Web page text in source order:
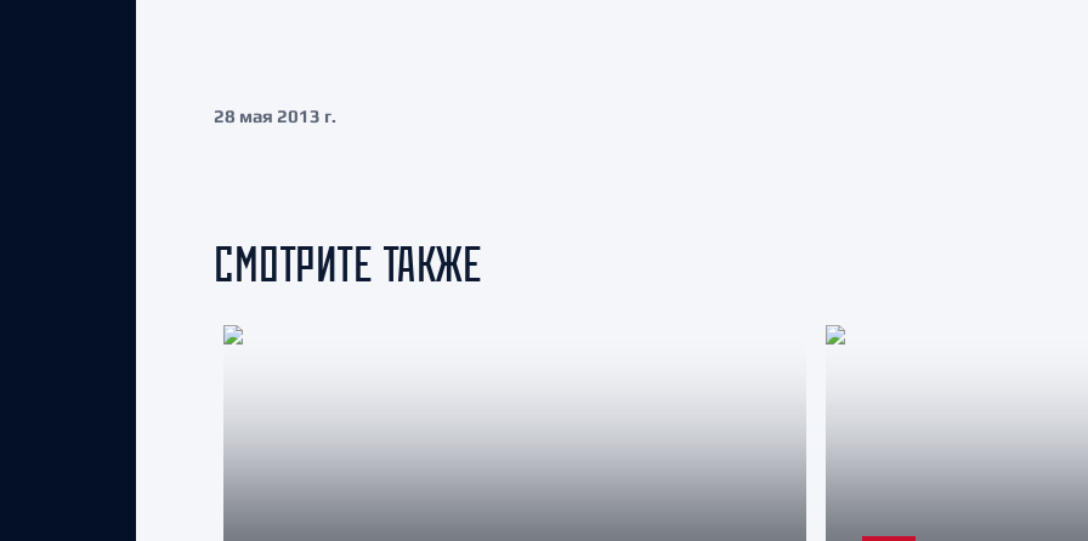
28 мая 2013 г.
СМОТРИТЕ ТАКЖЕ